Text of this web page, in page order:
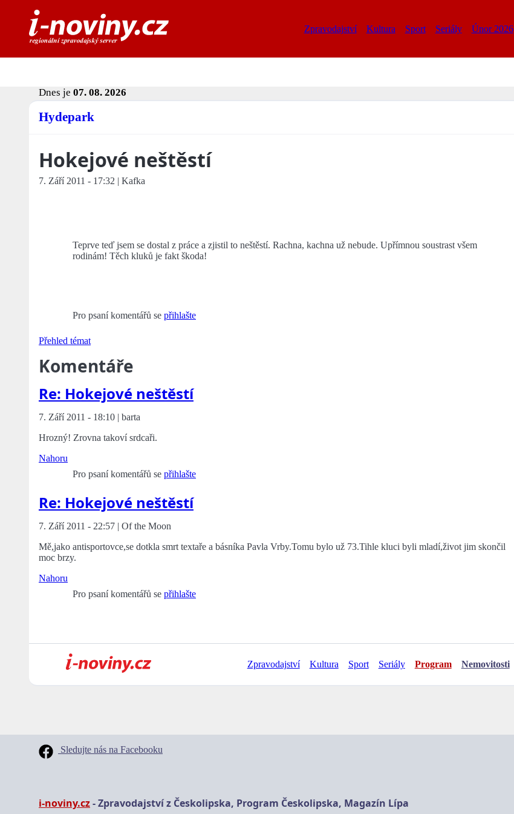
Zpravodajství Kultura Sport Seriály Únor 2026
Dnes je 07. 08. 2026
Hydepark
Hokejové neštěstí
7. Září 2011 - 17:32 | Kafka
Teprve teď jsem se dostal z práce a zjistil to neštěstí. Rachna, kachna už nebude. Upřímnou soustrast všem
rodinám! Těch kluků je fakt škoda!
Pro psaní komentářů se přihlašte
Přehled témat
Komentáře
Re: Hokejové neštěstí
7. Září 2011 - 18:10 | barta
Hrozný! Zrovna takoví srdcaři.
Nahoru
Pro psaní komentářů se přihlašte
Re: Hokejové neštěstí
7. Září 2011 - 22:57 | Of the Moon
Mě,jako antisportovce,se dotkla smrt textaře a básníka Pavla Vrby.Tomu bylo už 73.Tihle kluci byli mladí,život jim skončil
moc brzy.
Nahoru
Pro psaní komentářů se přihlašte
Zpravodajství Kultura Sport Seriály Program Nemovitosti
Sledujte nás na Facebooku
i-noviny.cz- Zpravodajství z Českolipska, Program Českolipska, Magazín Lípa